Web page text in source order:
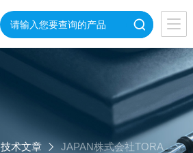
技术文章
JAPAN株式会社TORA